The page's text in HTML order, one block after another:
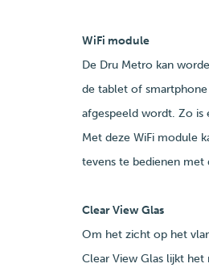
WiFi module
De Dru Metro kan
de tablet of
afgespeeld wordt. Zo is
Met deze WiFi module
tevens te bedienen met
Clear View Glas
Om het zicht op het
Clear View Glas lijkt het